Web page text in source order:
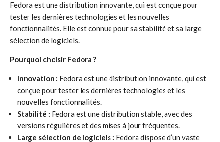
Fedora est une distribution innovante, qui est conçue pour
tester les dernières technologies et les nouvelles
fonctionnalités. Elle est connue pour sa stabilité et sa large
sélection de logiciels.
Pourquoi choisir Fedora ?
Innovation : Fedora est une distribution innovante, qui est
conçue pour tester les dernières technologies et les
nouvelles fonctionnalités.
Stabilité : Fedora est une distribution stable, avec des
versions régulières et des mises à jour fréquentes.
Large sélection de logiciels : Fedora dispose d’un vaste